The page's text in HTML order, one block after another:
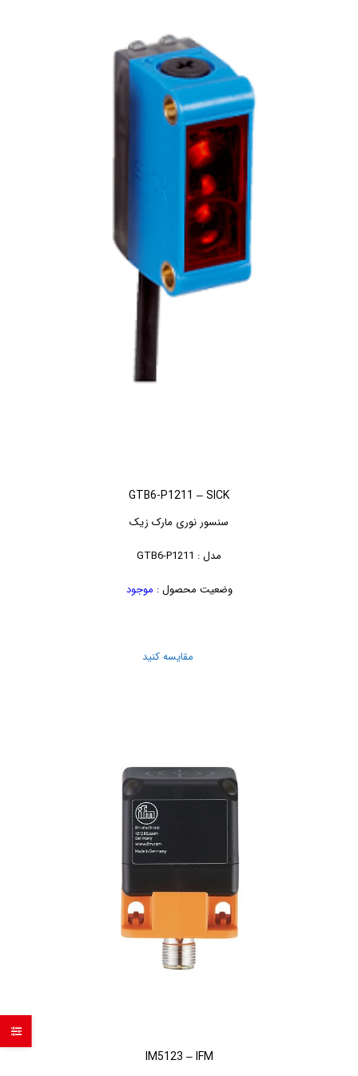
GTB6-P1211 – SICK
سنسور نوری مارک زیک
مدل : GTB6-P1211
وضعیت محصول : موجود
مقایسه کنید
IM5123 – IFM